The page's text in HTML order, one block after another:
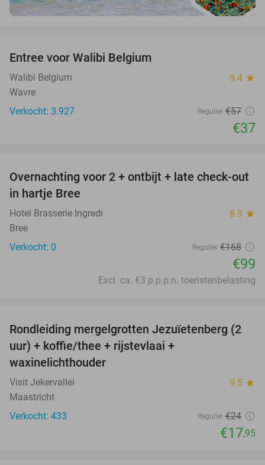
Entree voor Walibi Belgium
Walibi Belgium 9.4 star
Wavre
Verkocht: 3.927
Regulier €57
€37
41%
TODAY
Overnachting voor 2 + ontbijt + late check-out
in hartje Bree
Hotel Brasserie Ingredi 8.9 star
Bree
Verkocht: 0
Regulier €168
€99
Excl. ca. €3 p.p.p.n. toeristenbelasting
25%
Rondleiding mergelgrotten Jezuïetenberg (2
uur) + koffie/thee + rijstevlaai +
waxinelichthouder
Visit Jekervallei 9.5 star
Maastricht
Verkocht: 433
Regulier €24
€17,95